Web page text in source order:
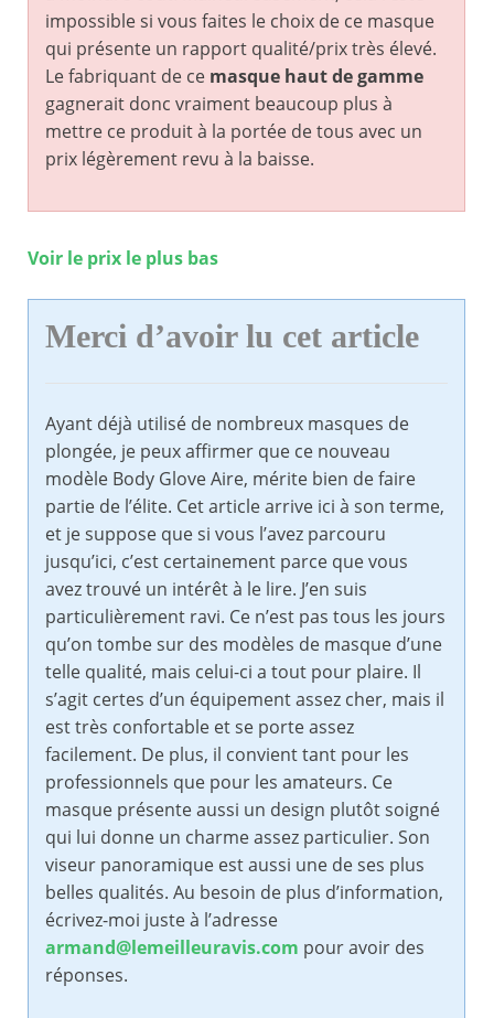
impossible si vous faites le choix de ce masque
qui présente un rapport qualité/prix très élevé.
Le fabriquant de ce masque haut de gamme
gagnerait donc vraiment beaucoup plus à
mettre ce produit à la portée de tous avec un
prix légèrement revu à la baisse.
Voir le prix le plus bas
Merci d’avoir lu cet article
Ayant déjà utilisé de nombreux masques de
plongée, je peux affirmer que ce nouveau
modèle Body Glove Aire, mérite bien de faire
partie de l’élite. Cet article arrive ici à son terme,
et je suppose que si vous l’avez parcouru
jusqu’ici, c’est certainement parce que vous
avez trouvé un intérêt à le lire. J’en suis
particulièrement ravi. Ce n’est pas tous les jours
qu’on tombe sur des modèles de masque d’une
telle qualité, mais celui-ci a tout pour plaire. Il
s’agit certes d’un équipement assez cher, mais il
est très confortable et se porte assez
facilement. De plus, il convient tant pour les
professionnels que pour les amateurs. Ce
masque présente aussi un design plutôt soigné
qui lui donne un charme assez particulier. Son
viseur panoramique est aussi une de ses plus
belles qualités. Au besoin de plus d’information,
écrivez-moi juste à l’adresse
armand@lemeilleuravis.com pour avoir des
réponses.